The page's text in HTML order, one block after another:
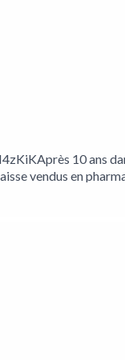
l’importance de
le point de départ.
10 ans
vendus en